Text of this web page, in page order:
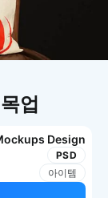
업
Design
PSD
아이템